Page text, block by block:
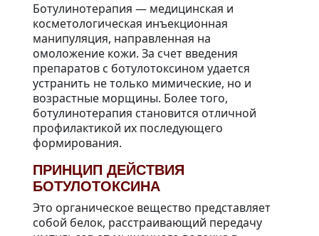
Ботулинотерапия — медицинская и
косметологическая инъекционная
манипуляция, направленная на
омоложение кожи. За счет введения
препаратов с ботулотоксином удается
устранить не только мимические, но и
возрастные морщины. Более того,
ботулинотерапия становится отличной
профилактикой их последующего
формирования.
ПРИНЦИП ДЕЙСТВИЯ
БОТУЛОТОКСИНА
Это органическое вещество представляет
собой белок, расстраивающий передачу